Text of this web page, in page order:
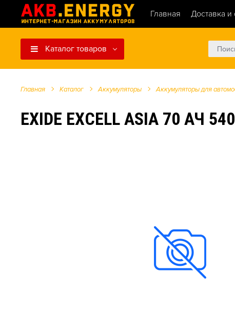
Главная Доставка и
Каталог товаров
Главная Каталог Аккумуляторы Аккумуляторы для
EXIDE EXCELL ASIA 70 АЧ